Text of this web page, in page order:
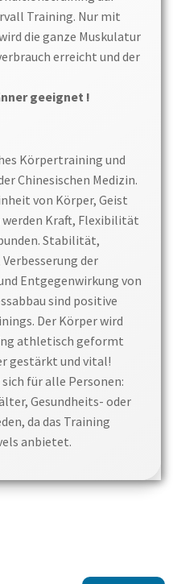
Training. Nur mit
die ganze Muskulatur
erreicht und der
geeignet !
Körpertraining und
Chinesischen Medizin.
von Körper, Geist
werden Kraft, Flexibilität
Stabilität,
der
Entgegenwirkung von
sind positive
Der Körper wird
athletisch geformt
gestärkt und vital!
für alle Personen:
Gesundheits- oder
da das Training
anbietet.